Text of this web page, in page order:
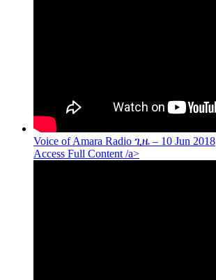
Voice of Amara Radio ጊዜ – 10 Jun 2018
Access Full Content /a>